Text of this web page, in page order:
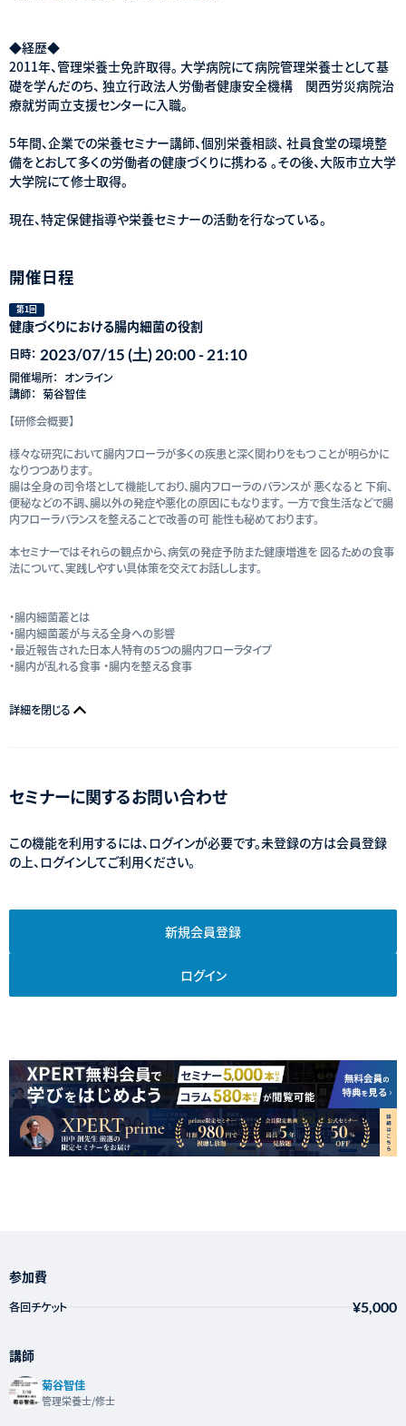
参加費
各回チケット ¥5,000
講師
菊谷智佳
管理栄養士/修士
◆経歴◆
2011年、管理栄養士免許取得。 大学病院にて病院管理栄養士として基
礎を学んだのち、 独立行政法人労働者健康安全機構 関西労災病院治
療就労両立支援センターに入職。
5年間、企業での栄養セミナー講師、個別栄養相談、 社員食堂の環境整
備をとおして多くの労働者の健康づくりに携わる 。その後、大阪市立大学
大学院にて修士取得。
現在、特定保健指導や栄養セミナーの活動を行なっている。
開催日程
第1回
健康づくりにおける腸内細菌の役割
日時： 2023/07/15 (土) 20:00 - 21:10
開催場所： オンライン
講師： 菊谷智佳
【研修会概要】
様々な研究において腸内フローラが多くの疾患と深く関わりをもつ ことが明らかに
なりつつあります。
腸は全身の司令塔として機能しており、腸内フローラのバランスが 悪くなると 下痢、
便秘などの不調、腸以外の発症や悪化の原因にもなります。 一方で食生活などで腸
内フローラバランスを整えることで改善の可 能性も秘めております。
本セミナーではそれらの観点から、病気の発症予防また健康増進を 図るための食事
法について、実践しやすい具体策を交えてお話しします。
・腸内細菌叢とは
・腸内細菌叢が与える全身への影響
・最近報告された日本人特有の5つの腸内フローラタイプ
・腸内が乱れる食事 ・腸内を整える食事
詳細を閉じる
セミナーに関するお問い合わせ
この機能を利用するには、ログインが必要です。未登録の方は会員登録
の上、ログインしてご利用ください。
新規会員登録
ログイン